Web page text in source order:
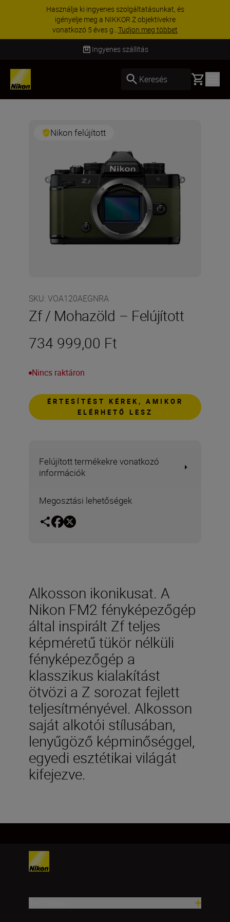
Használja ki ingyenes szolgáltatásunkat, és
igényelje meg a NIKKOR Z objektívekre
vonatkozó 5 éves g...Tudjon meg többet
Ingyenes szállítás
Keresés Basket
Nikon felújított
SKU: VOA120AEGNRA
Zf / Mohazöld – Felújított
734 999,00 Ft
Nincs raktáron
ÉRTESÍTÉST KÉREK, AMIKOR
ELÉRHETŐ LESZ
Felújított termékekre vonatkozó
információk
Megosztási lehetőségek
Alkosson ikonikusat. A
Nikon FM2 fényképezőgép
által inspirált Zf teljes
képméretű tükör nélküli
fényképezőgép a
klasszikus kialakítást
ötvözi a Z sorozat fejlett
teljesítményével. Alkosson
saját alkotói stílusában,
lenyűgöző képminőséggel,
egyedi esztétikai világát
kifejezve.